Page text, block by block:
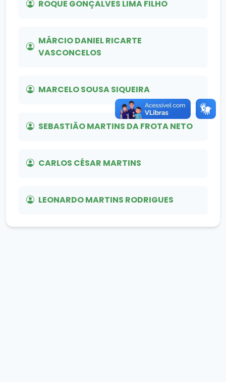
ROQUE GONÇALVES LIMA FILHO
MÁRCIO DANIEL RICARTE
VASCONCELOS
MARCELO SOUSA SIQUEIRA
SEBASTIÃO MARTINS DA FROTA NETO
CARLOS CÉSAR MARTINS
LEONARDO MARTINS RODRIGUES